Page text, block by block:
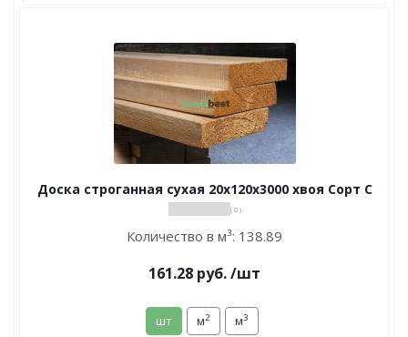
Доска строганная сухая 20х120х3000 хвоя Сорт С
( 0 )
Количество в м³: 138.89
161.28 руб./шт
шт м2 м3